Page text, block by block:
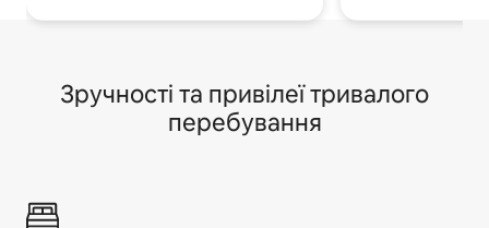
Зручності та привілеї тривалого
перебування